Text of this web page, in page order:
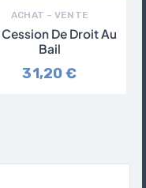
ACHAT – VENTE
De Droit Au
Bail
31,20 €